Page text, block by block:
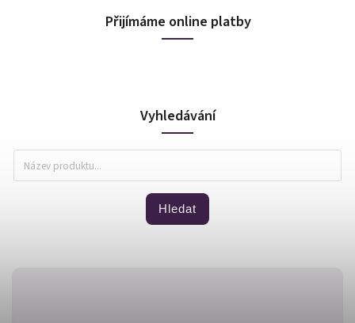
Přijímáme online platby
Vyhledávání
Hledat